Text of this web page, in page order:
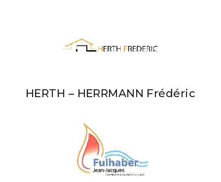
HERTH – HERRMANN Frédéric